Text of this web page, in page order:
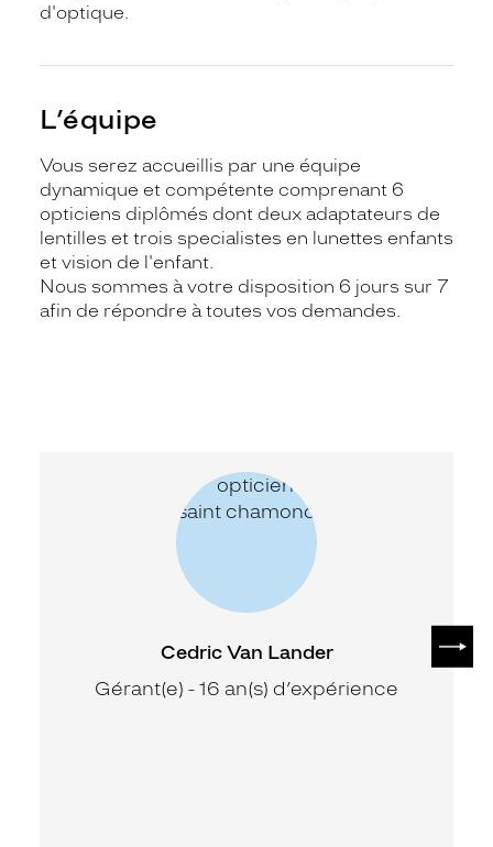
d'optique.
L’équipe
Vous serez accueillis par une équipe
dynamique et compétente comprenant 6
opticiens diplômés dont deux adaptateurs de
lentilles et trois specialistes en lunettes enfants
et vision de l'enfant.
Nous sommes à votre disposition 6 jours sur 7
afin de répondre à toutes vos demandes.
Cedric Van Lander
Gérant(e) - 16 an(s) d’expérience